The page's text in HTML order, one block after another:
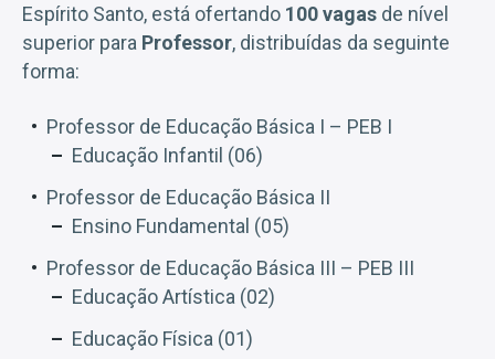
Espírito Santo, está ofertando 100 vagas de nível
superior para Professor, distribuídas da seguinte
forma:
Professor de Educação Básica I – PEB I
Educação Infantil (06)
Professor de Educação Básica II
Ensino Fundamental (05)
Professor de Educação Básica III – PEB III
Educação Artística (02)
Educação Física (01)